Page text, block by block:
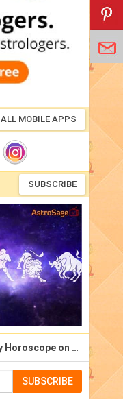
ALL MOBILE APPS
SUBSCRIBE
Daily Horoscope on Email
SUBSCRIBE